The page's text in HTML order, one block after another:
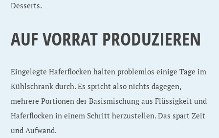
Desserts.
AUF VORRAT PRODUZIEREN
Eingelegte Haferflocken halten problemlos einige Tage im
Kühlschrank durch. Es spricht also nichts dagegen,
mehrere Portionen der Basismischung aus Flüssigkeit und
Haferflocken in einem Schritt herzustellen. Das spart Zeit
und Aufwand.